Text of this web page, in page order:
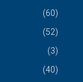
(60)
(52)
(3)
(40)